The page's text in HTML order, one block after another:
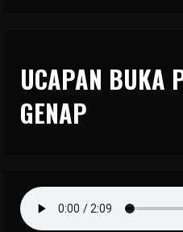
UCAPAN BUKA
GENAP